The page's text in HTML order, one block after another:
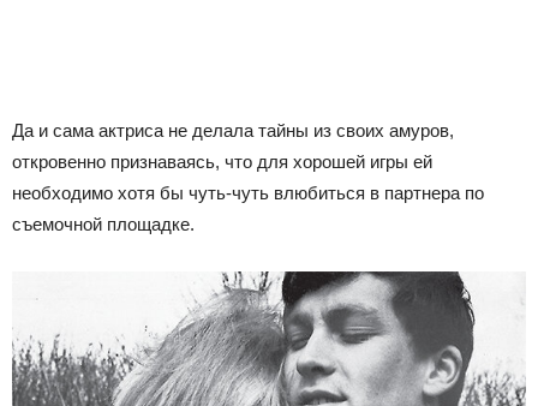
Да и сама актриса не делала тайны из своих амуров,
откровенно признаваясь, что для хорошей игры ей
необходимо хотя бы чуть-чуть влюбиться в партнера по
съемочной площадке.